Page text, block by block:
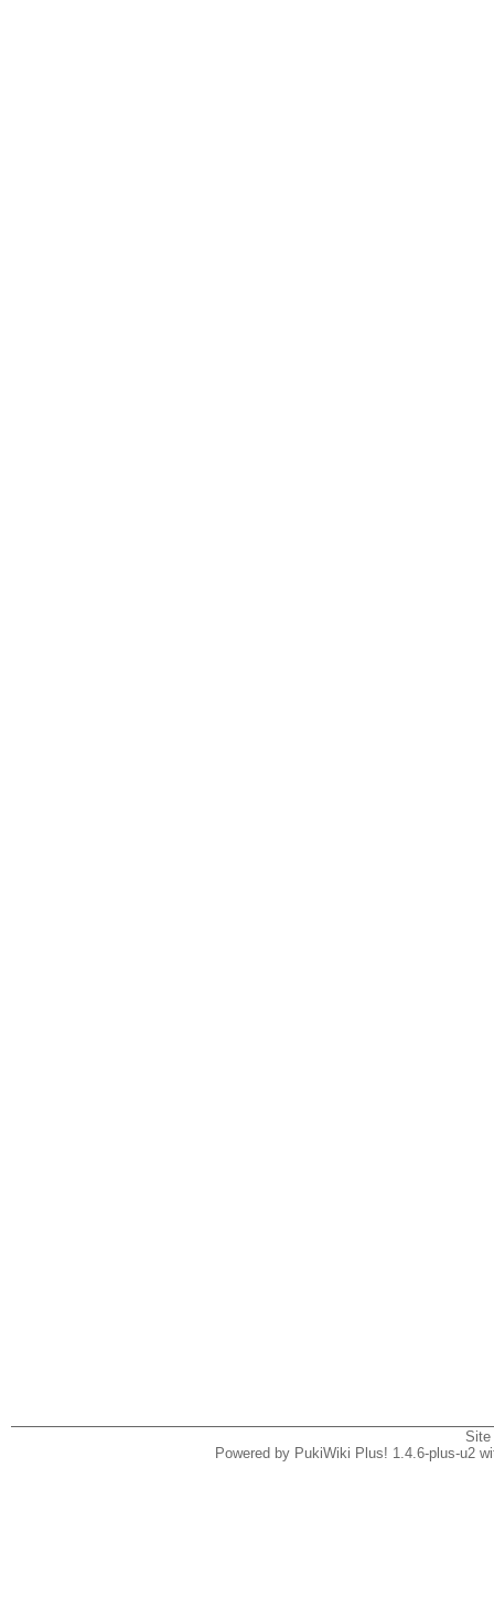
Powered by PukiWiki Plus! 1.4.6-plus-u2